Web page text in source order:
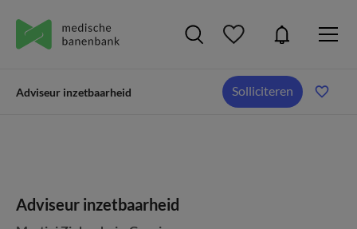
Adviseur inzetbaarheid Solliciteren
Adviseur inzetbaarheid